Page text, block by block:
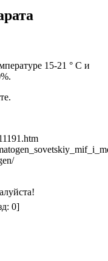
15-21 ° С и
0]